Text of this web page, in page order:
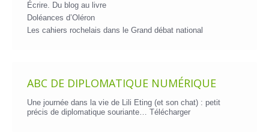
Écrire. Du blog au livre
Doléances d’Oléron
Les cahiers rochelais dans le Grand débat national
ABC DE DIPLOMATIQUE NUMÉRIQUE
Une journée dans la vie de Lili Eting (et son chat) : petit
précis de diplomatique souriante… Télécharger